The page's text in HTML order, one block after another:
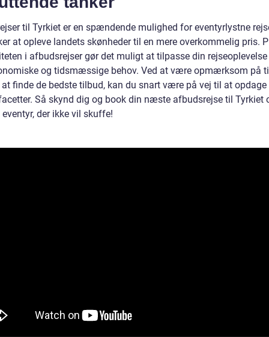
til Tyrkiet er en spændende mulighed for eventyrlystne
at opleve landets skønheder til en mere overkommelig pris.
i afbudsrejser gør det muligt at tilpasse din
og tidsmæssige behov. Ved at være opmærksom på
finde de bedste tilbud, kan du snart være på vej til at opdage
Så skynd dig og book din næste afbudsrejse til Tyrkiet
der ikke vil skuffe!